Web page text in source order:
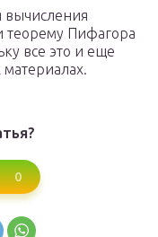
вычисления
теорему Пифагора
все это и еще
материалах.
0